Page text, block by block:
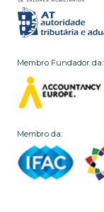
Membro Fundador da:
Membro da: